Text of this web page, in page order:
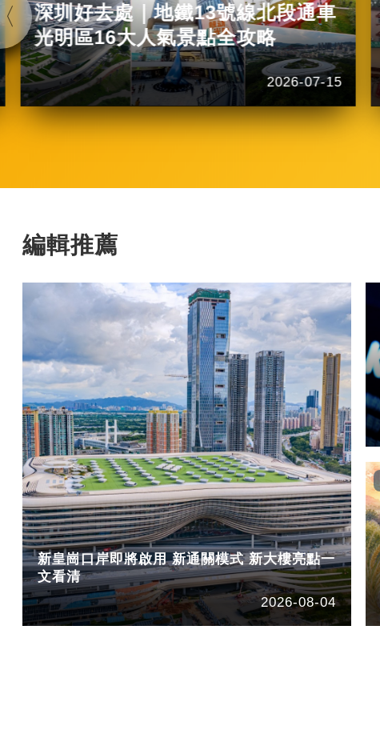
深圳好去處｜地鐵13號線北段通車
光明區16大人氣景點全攻略
2026-07-15
編輯推薦
新皇崗口岸即將啟用 新通關模式 新大樓亮點一
文看清
2026-08-04